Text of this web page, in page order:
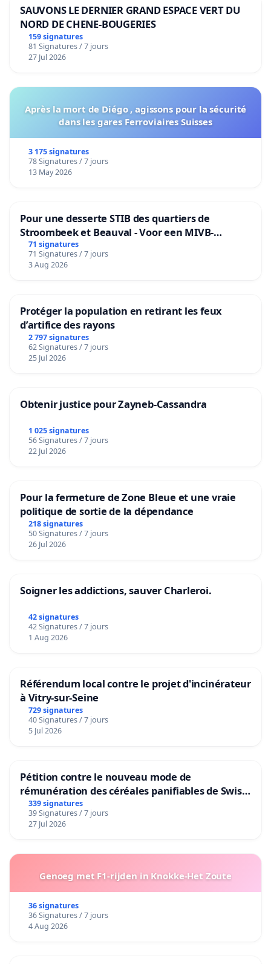
SAUVONS LE DERNIER GRAND ESPACE VERT DU
NORD DE CHENE-BOUGERIES
159 signatures
81 Signatures / 7 jours
27 Jul 2026
Après la mort de Diégo , agissons pour la sécurité
dans les gares Ferroviaires Suisses
3 175 signatures
78 Signatures / 7 jours
13 May 2026
Pour une desserte STIB des quartiers de
Stroombeek et Beauval - Voor een MIVB-
bediening van de wijken Strombeek en Het
Voor
71 signatures
71 Signatures / 7 jours
3 Aug 2026
Protéger la population en retirant les feux
d’artifice des rayons
2 797 signatures
62 Signatures / 7 jours
25 Jul 2026
Obtenir justice pour Zayneb-Cassandra
1 025 signatures
56 Signatures / 7 jours
22 Jul 2026
Pour la fermeture de Zone Bleue et une vraie
politique de sortie de la dépendance
218 signatures
50 Signatures / 7 jours
26 Jul 2026
Soigner les addictions, sauver Charleroi.
42 signatures
42 Signatures / 7 jours
1 Aug 2026
Référendum local contre le projet d'incinérateur
à Vitry-sur-Seine
729 signatures
40 Signatures / 7 jours
5 Jul 2026
Pétition contre le nouveau mode de
rémunération des céréales panifiables de Swiss
granum basé sur la teneur en protéines
339 signatures
39 Signatures / 7 jours
27 Jul 2026
Genoeg met F1-rijden in Knokke-Het Zoute
36 signatures
36 Signatures / 7 jours
4 Aug 2026